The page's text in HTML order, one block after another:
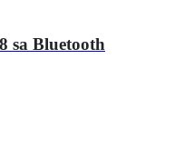
sa Bluetooth